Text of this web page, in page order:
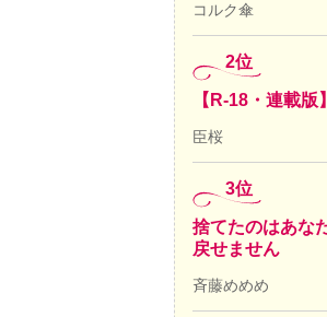
コルク傘
2位
【R-18・連載
臣桜
3位
捨てたのはあな
戻せません
斉藤めめめ